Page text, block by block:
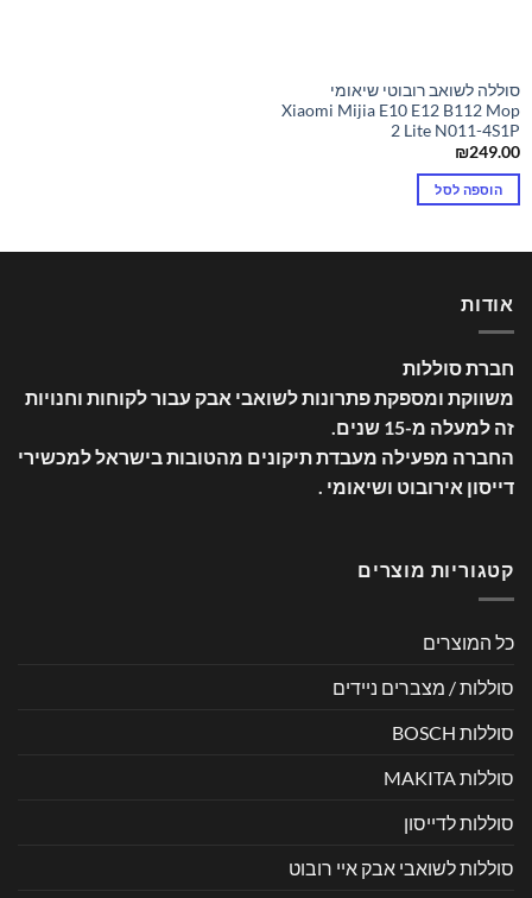
סוללה לשואב רובוטי שיאומי
Xiaomi Mijia E10 E12 B112 Mop
2 Lite N011-4S1P
₪249.00
הוספה לסל
אודות
חברת סוללות
משווקת ומספקת פתרונות לשואבי אבק עבור לקוחות וחנויות
זה למעלה מ-15 שנים
.
החברה מפעילה מעבדת תיקונים מהטובות בישראל למכשירי
דייסון אירובוט ושיאומי .
קטגוריות מוצרים
כל המוצרים
סוללות / מצברים ניידים
סוללות BOSCH
סוללות MAKITA
סוללות לדייסון
סוללות לשואבי אבק איי רובוט